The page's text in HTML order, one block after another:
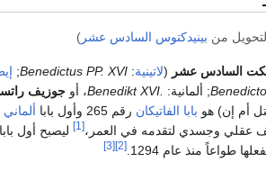
من بينيدكتوس السادس عشر )
السادس عشر (لاتينية:
Benedictus PP. XVI
;
; ألمانية: Benedikt XVI.، أو جوزيف
أم إن) هو بابا الفاتيكان رقم 265 وأول بابا ألماني
عقلي وجسدي لتقدمه في العمر،[1] ليصبح أول
طواعاً منذ عام 1294.
[2]
[3]